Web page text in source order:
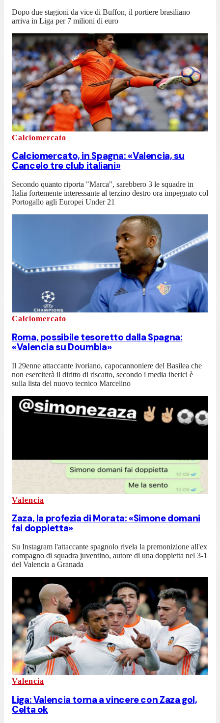
Dopo due stagioni da vice di Buffon, il portiere brasiliano
arriva in Liga per 7 milioni di euro
Calciomercato
Calciomercato, in Spagna: «Valencia, su
Cancelo tre club italiani»
Secondo quanto riporta "Marca", sarebbero 3 le squadre in
Italia fortemente interessante al terzino destro ora impegnato col
Portogallo agli Europei Under 21
Calciomercato
Roma, possibile tesoretto dalla Spagna:
«Valencia su Doumbia»
Il 29enne attaccante ivoriano, capocannoniere del Basilea che
non eserciterà il diritto di riscatto, secondo i media iberici è
sulla lista del nuovo tecnico Marcelino
Valencia
Zaza, la profezia di Morata: «Simone domani
fai doppietta»
Su Instagram l'attaccante spagnolo rivela la premonizione all'ex
compagno di squadra juventino, autore di una doppietta nel 3-1
del Valencia a Granada
Valencia
Liga: Valencia torna a vincere con Zaza gol,
Celta ok